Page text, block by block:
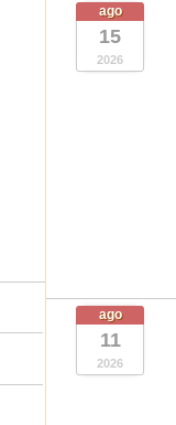
ago
15
2026
ago
11
2026